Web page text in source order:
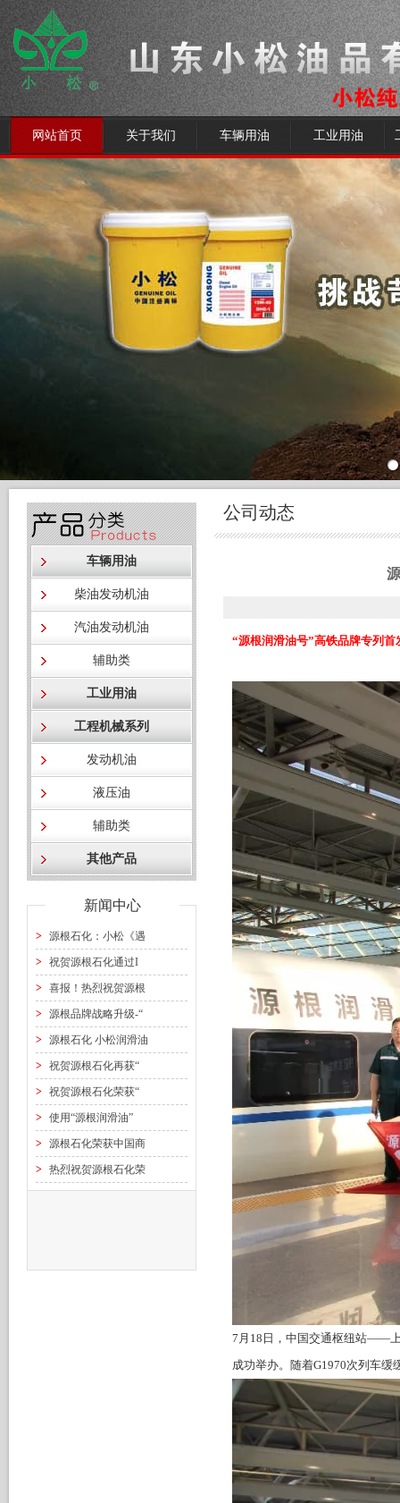
网站首页 关于我们 车辆用油 工业用油
车辆用油
柴油发动机油
汽油发动机油
辅助类
工业用油
工程机械系列
发动机油
液压油
辅助类
其他产品
新闻中心
> 源根石化：小松《遇
> 祝贺源根石化通过I
> 喜报！热烈祝贺源根
> 源根品牌战略升级-“
> 源根石化 小松润滑油
> 祝贺源根石化再获“
> 祝贺源根石化荣获“
> 使用“源根润滑油”
> 源根石化荣获中国商
> 热烈祝贺源根石化荣
公司动态
“源根润滑油号”高铁品牌专列
7月18日，中国交通枢纽站——上
成功举办。随着G1970次列车缓